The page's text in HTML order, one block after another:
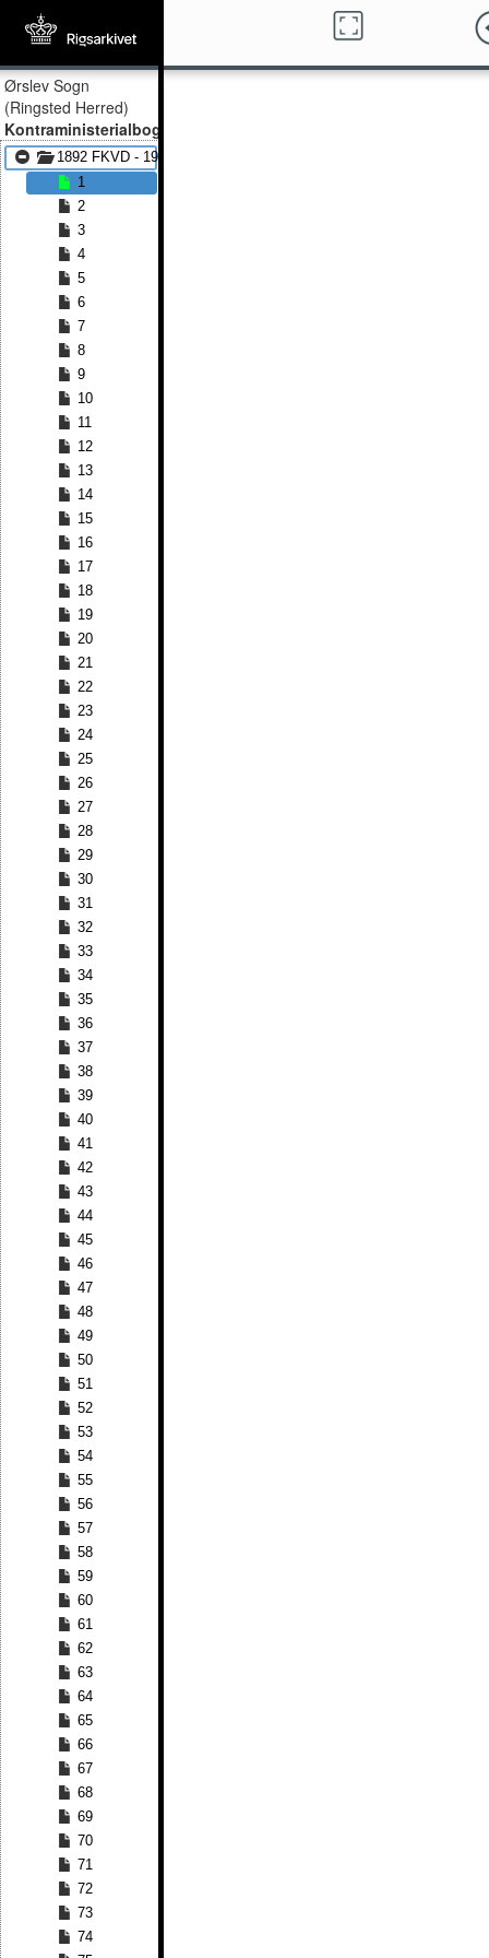
Ørslev Sogn
(Ringsted Herred)
Kontraministerialbog
1892 FKVD - 1901 FKVD
1
2
3
4
5
6
7
8
9
10
11
12
13
14
15
16
17
18
19
20
21
22
23
24
25
26
27
28
29
30
31
32
33
34
35
36
37
38
39
40
41
42
43
44
45
46
47
48
49
50
51
52
53
54
55
56
57
58
59
60
61
62
63
64
65
66
67
68
69
70
71
72
73
74